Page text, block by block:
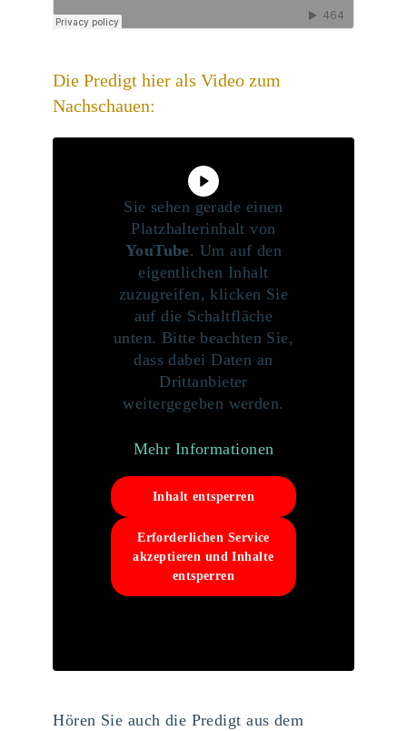
Die Predigt hier als Video zum
Nachschauen:
Sie sehen gerade einen
Platzhalterinhalt von
YouTube. Um auf den
eigentlichen Inhalt
zuzugreifen, klicken Sie
auf die Schaltfläche
unten. Bitte beachten Sie,
dass dabei Daten an
Drittanbieter
weitergegeben werden.
Mehr Informationen
Inhalt entsperren
Erforderlichen Service
akzeptieren und Inhalte
entsperren
Hören Sie auch die Predigt aus dem